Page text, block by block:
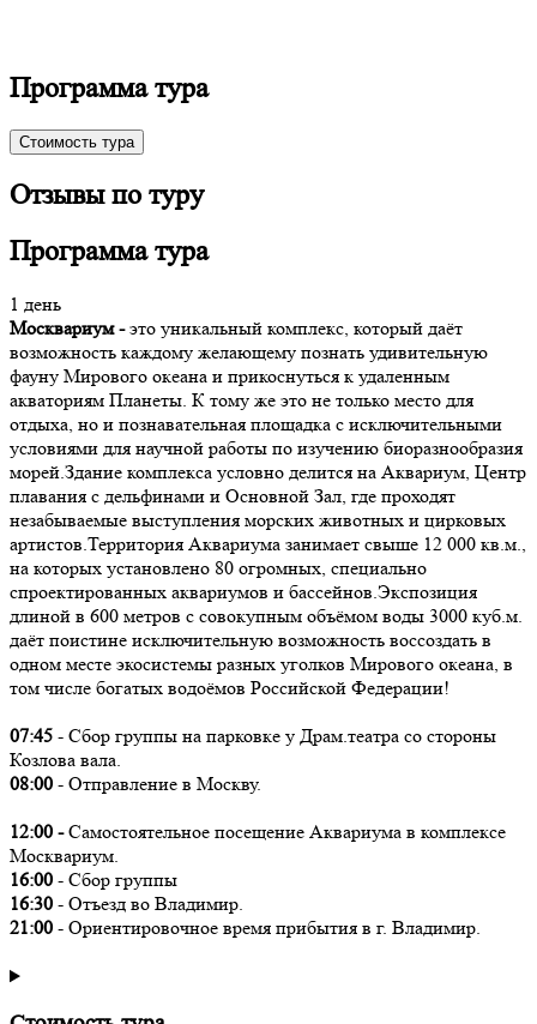
Программа тура
Стоимость тура
Отзывы по туру
Программа тура
1 день
Москвариум -это уникальный комплекс, который даёт
возможность каждому желающему познать удивительную
фауну Мирового океана и прикоснуться к удаленным
акваториям Планеты. К тому же это не только место для
отдыха, но и познавательная площадка с исключительными
условиями для научной работы по изучению биоразнообразия
морей.Здание комплекса условно делится на Аквариум, Центр
плавания с дельфинами и Основной Зал, где проходят
незабываемые выступления морских животных и цирковых
артистов.Территория Аквариума занимает свыше 12 000 кв.м.,
на которых установлено 80 огромных, специально
спроектированных аквариумов и бассейнов.Экспозиция
длиной в 600 метров с совокупным объёмом воды 3000 куб.м.
даёт поистине исключительную возможность воссоздать в
одном месте экосистемы разных уголков Мирового океана, в
том числе богатых водоёмов Российской Федерации!
07:45 - Сбор группы на парковке у Драм.театра со стороны
Козлова вала.
08:00 - Отправление в Москву.
12:00 -Самостоятельное посещение Аквариума в комплексе
Москвариум.
16:00 - Сбор группы
16:30 - Отъезд во Владимир.
21:00 - Ориентировочное время прибытия в г. Владимир.